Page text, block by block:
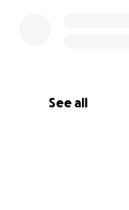
See all